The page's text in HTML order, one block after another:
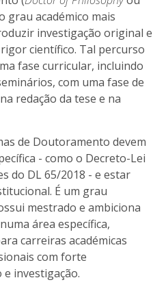
grau académico mais
investigação original e
científico. Tal percurso
fase curricular, incluindo
com uma fase de
redação da tese e na
de Doutoramento devem
- como o Decreto-Lei
do DL 65/2018 - e estar
É um grau
mestrado e ambiciona
área específica,
carreiras académicas
com forte
investigação.